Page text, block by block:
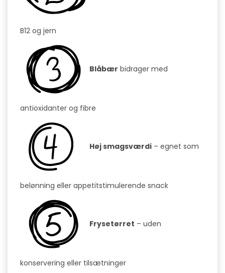
B12 og jern
Blåbær bidrager med
antioxidanter og fibre
Høj smagsværdi – egnet som
belønning eller appetitstimulerende snack
Frysetørret – uden
konservering eller tilsætninger